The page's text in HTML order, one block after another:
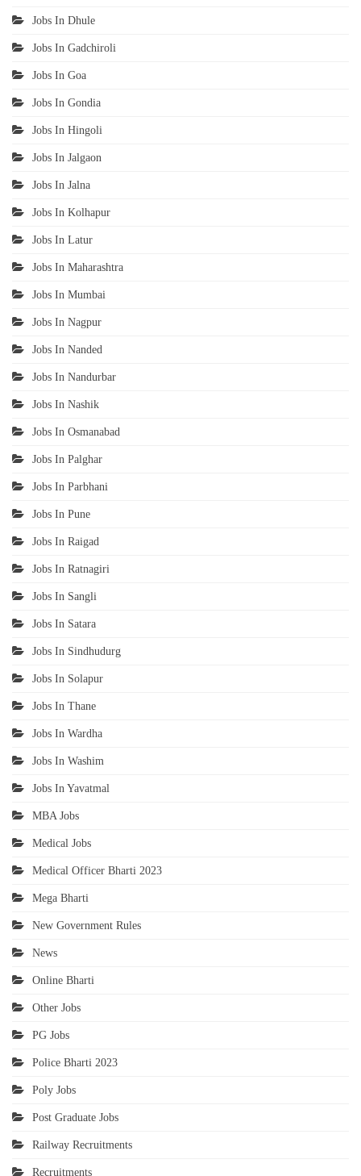
Jobs In Dhule
Jobs In Gadchiroli
Jobs In Goa
Jobs In Gondia
Jobs In Hingoli
Jobs In Jalgaon
Jobs In Jalna
Jobs In Kolhapur
Jobs In Latur
Jobs In Maharashtra
Jobs In Mumbai
Jobs In Nagpur
Jobs In Nanded
Jobs In Nandurbar
Jobs In Nashik
Jobs In Osmanabad
Jobs In Palghar
Jobs In Parbhani
Jobs In Pune
Jobs In Raigad
Jobs In Ratnagiri
Jobs In Sangli
Jobs In Satara
Jobs In Sindhudurg
Jobs In Solapur
Jobs In Thane
Jobs In Wardha
Jobs In Washim
Jobs In Yavatmal
MBA Jobs
Medical Jobs
Medical Officer Bharti 2023
Mega Bharti
New Government Rules
News
Online Bharti
Other Jobs
PG Jobs
Police Bharti 2023
Poly Jobs
Post Graduate Jobs
Railway Recruitments
Recruitments